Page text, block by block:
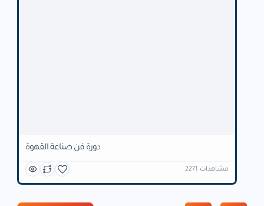
دورة فن صناعة القهوة
2271 مشاهدات